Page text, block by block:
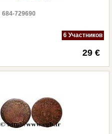
684-729690
6 Участников
29 €